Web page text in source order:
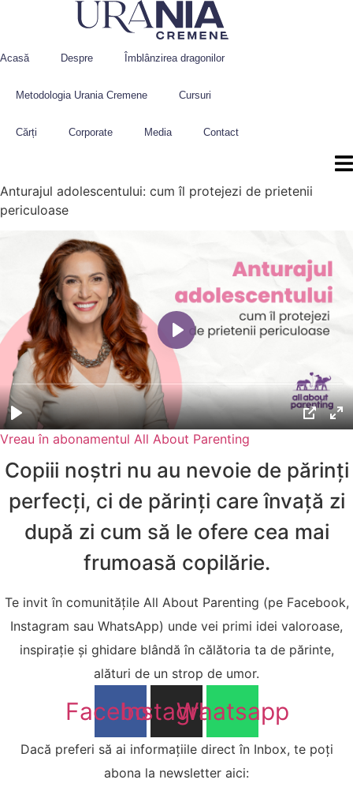
Acasă Despre Îmblânzirea dragonilor
Metodologia Urania Cremene Cursuri
Cărți Corporate Media Contact
Anturajul adolescentului: cum îl protejezi de prietenii
periculoase
Vreau în abonamentul All About Parenting
Copiii noștri nu au nevoie de părinți
perfecți, ci de părinți care învață zi
după zi cum să le ofere cea mai
frumoasă copilărie.
Te invit în comunitățile All About Parenting (pe Facebook,
Instagram sau WhatsApp) unde vei primi idei valoroase,
inspirație și ghidare blândă în călătoria ta de părinte,
alături de un strop de umor.
FacebookInstagramWhatsapp
Dacă preferi să ai informațiile direct în Inbox, te poți
abona la newsletter aici: